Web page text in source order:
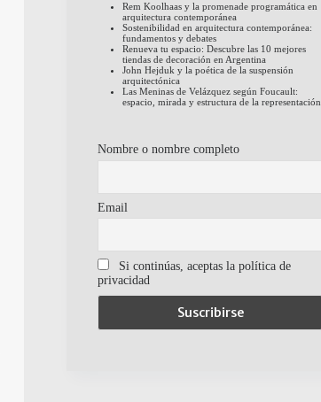
Rem Koolhaas y la promenade programática en
arquitectura contemporánea
Sostenibilidad en arquitectura contemporánea:
fundamentos y debates
Renueva tu espacio: Descubre las 10 mejores
tiendas de decoración en Argentina
John Hejduk y la poética de la suspensión
arquitectónica
Las Meninas de Velázquez según Foucault:
espacio, mirada y estructura de la representación
Nombre o nombre completo
Email
Si continúas, aceptas la política de
privacidad